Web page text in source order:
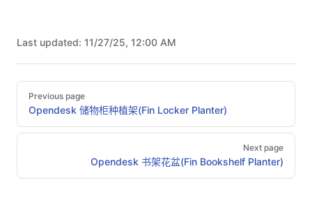
Last updated: 11/27/25, 12:00 AM
Pager
Previous page
Opendesk 储物柜种植架(Fin Locker Planter)
Next page
Opendesk 书架花盆(Fin Bookshelf Planter)